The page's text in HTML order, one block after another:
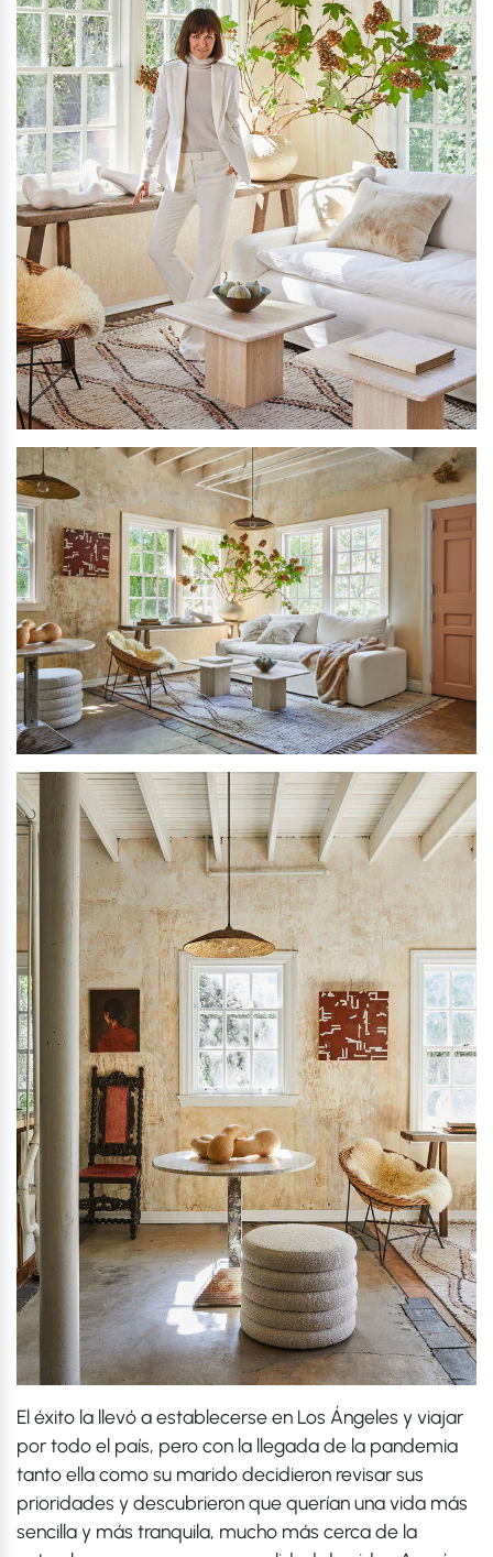
El éxito la llevó a establecerse en Los Ángeles y viajar
por todo el país, pero con la llegada de la pandemia
tanto ella como su marido decidieron revisar sus
prioridades y descubrieron que querían una vida más
sencilla y más tranquila, mucho más cerca de la